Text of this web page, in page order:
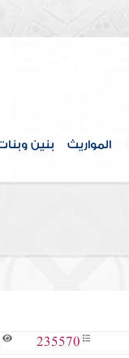
المواريث بنين
235570